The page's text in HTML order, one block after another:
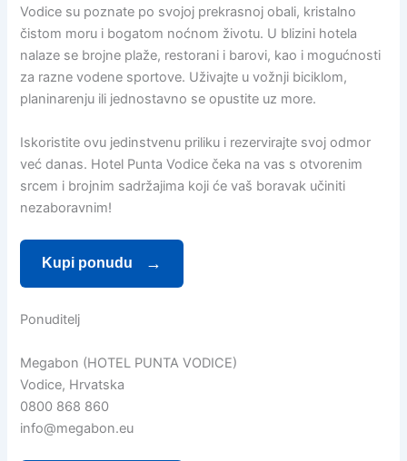
Vodice su poznate po svojoj prekrasnoj obali, kristalno
čistom moru i bogatom noćnom životu. U blizini hotela
nalaze se brojne plaže, restorani i barovi, kao i mogućnosti
za razne vodene sportove. Uživajte u vožnji biciklom,
planinarenju ili jednostavno se opustite uz more.
Iskoristite ovu jedinstvenu priliku i rezervirajte svoj odmor
već danas. Hotel Punta Vodice čeka na vas s otvorenim
srcem i brojnim sadržajima koji će vaš boravak učiniti
nezaboravnim!
Kupi ponudu
Ponuditelj
Megabon (HOTEL PUNTA VODICE)
Vodice, Hrvatska
0800 868 860
info@megabon.eu